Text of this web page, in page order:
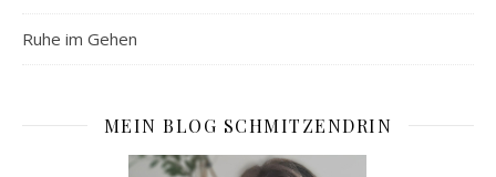
Ruhe im Gehen
MEIN BLOG SCHMITZENDRIN